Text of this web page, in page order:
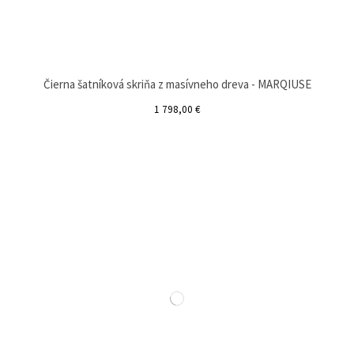
Čierna šatníková skriňa z masívneho dreva - MARQIUSE
1 798,00 €